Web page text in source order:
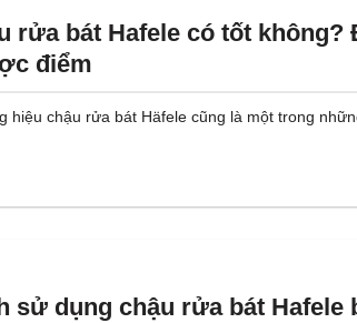
rửa bát Hafele có tốt không?
điểm
hiệu chậu rửa bát Häfele cũng là một trong
sử dụng chậu rửa bát Hafele